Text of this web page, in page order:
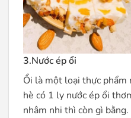
3.Nước ép ổi
Ổi là một loại thực phẩm
hè có 1 ly nước ép ổi
nhâm nhi thì còn gì